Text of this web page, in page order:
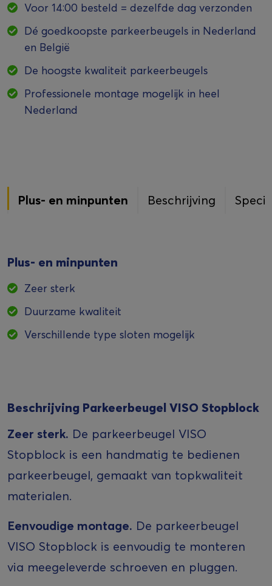
Voor 14:00 besteld = dezelfde dag verzonden
Dé goedkoopste parkeerbeugels in Nederland
en België
De hoogste kwaliteit parkeerbeugels
Professionele montage mogelijk in heel
Nederland
Plus- en minpunten Beschrijving
Plus- en minpunten
Zeer sterk
Duurzame kwaliteit
Verschillende type sloten mogelijk
Beschrijving Parkeerbeugel VISO Stopblock
Zeer sterk. De parkeerbeugel VISO
Stopblock is een handmatig te bedienen
parkeerbeugel, gemaakt van topkwaliteit
materialen.
Eenvoudige montage. De parkeerbeugel
VISO Stopblock is eenvoudig te monteren
via meegeleverde schroeven en pluggen.